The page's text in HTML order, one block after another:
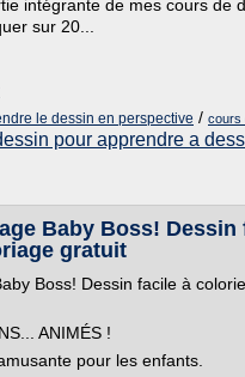
intégrante de mes cours de
sur 20...
le dessin en perspective / cours
pour apprendre a
Baby Boss!
gratuit
Boss! Dessin facile à
ANIMÉS !
pour les enfants.